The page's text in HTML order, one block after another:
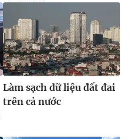
Làm sạch dữ liệu đất đai
trên cả nước